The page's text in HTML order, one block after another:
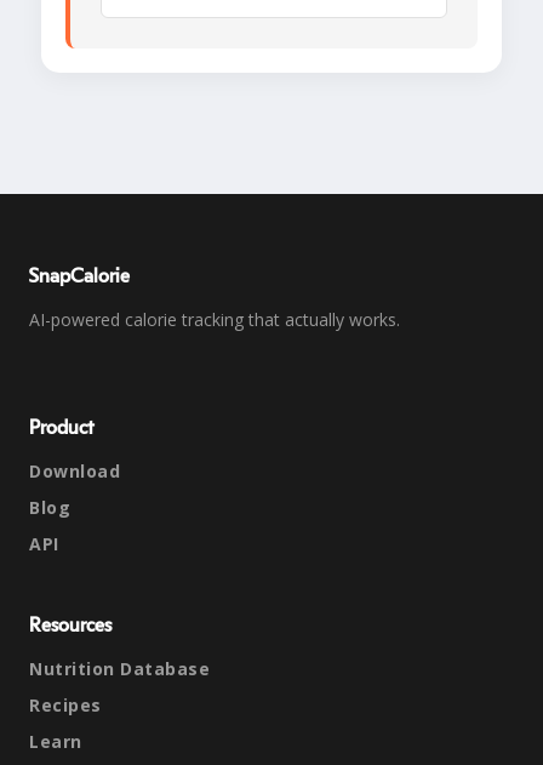
SnapCalorie
AI-powered calorie tracking that actually works.
Product
Download
Blog
API
Resources
Nutrition Database
Recipes
Learn